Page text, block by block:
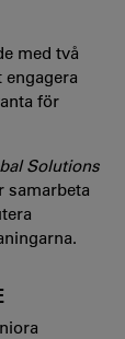
med två
engagera
för
Solutions
samarbeta